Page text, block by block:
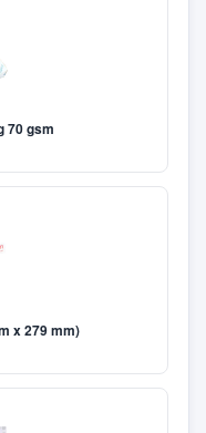
70 gsm
x 279 mm)